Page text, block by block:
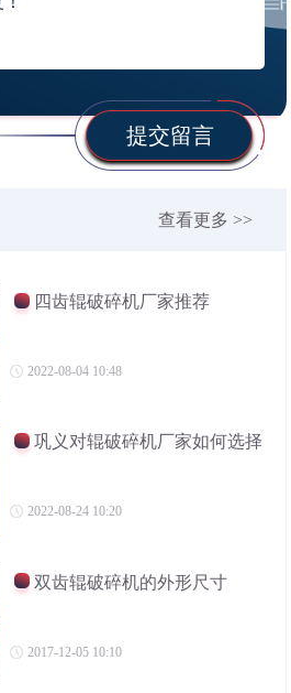
提交留言
查看更多 >>
四齿辊破碎机厂家推荐
2022-08-04 10:48
巩义对辊破碎机厂家如何选择
2022-08-24 10:20
双齿辊破碎机的外形尺寸
2017-12-05 10:10